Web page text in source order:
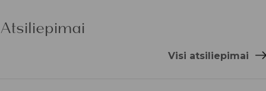
Atsiliepimai
Visi atsiliepimai